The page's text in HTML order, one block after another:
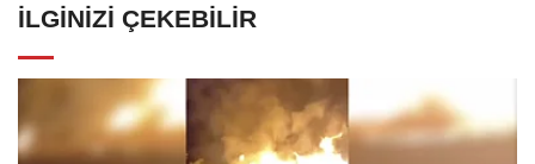
İLGINIZI ÇEKEBILIR